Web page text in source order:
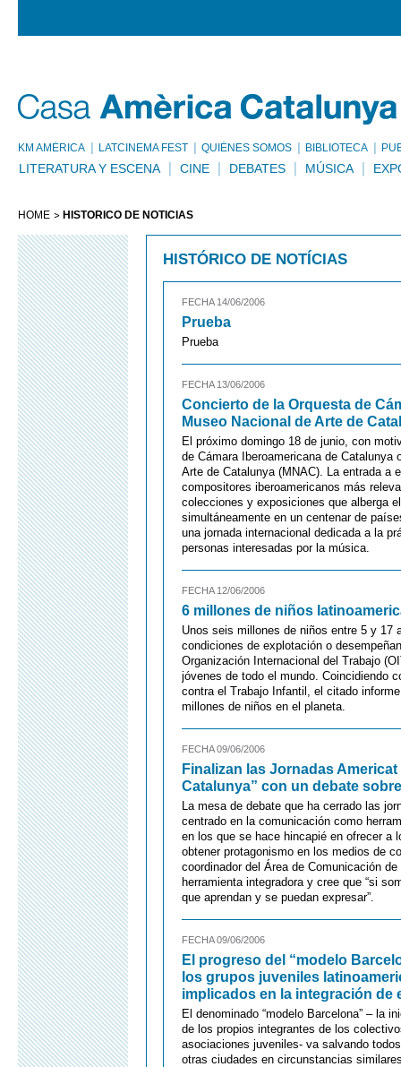
KM AMÈRICA LATCINEMA FEST QUIÉNES SOMOS BIBLIOTECA
LITERATURA Y ESCENA CINE DEBATES MÚSICA
HOME HISTÓRICO DE NOTÍCIAS
HISTÓRICO DE NOTÍCIAS
FECHA 14/06/2006
Prueba
Prueba
FECHA 13/06/2006
Concierto de la Orquesta de
Museo Nacional de Arte de
El próximo domingo 18 de junio, con
de Cámara Iberoamericana de
Arte de Catalunya (MNAC). La entrada a
compositores iberoamericanos más
colecciones y exposiciones que alberga
simultáneamente en un centenar de
una jornada internacional dedicada a la
personas interesadas por la música.
FECHA 12/06/2006
6 millones de niños
Unos seis millones de niños entre 5 y 17
condiciones de explotación o
Organización Internacional del Trabajo
jóvenes de todo el mundo. Coincidiendo
contra el Trabajo Infantil, el citado
millones de niños en el planeta.
FECHA 09/06/2006
Finalizan las Jornadas
Catalunya” con un debate
La mesa de debate que ha cerrado las
centrado en la comunicación como
en los que se hace hincapié en ofrecer a
obtener protagonismo en los medios de
coordinador del Área de Comunicación
herramienta integradora y cree que “si
que aprendan y se puedan expresar”.
FECHA 09/06/2006
El progreso del “modelo
los grupos juveniles
implicados en la integración de
El denominado “modelo Barcelona” – la
de los propios integrantes de los
asociaciones juveniles- va salvando
otras ciudades en circunstancias